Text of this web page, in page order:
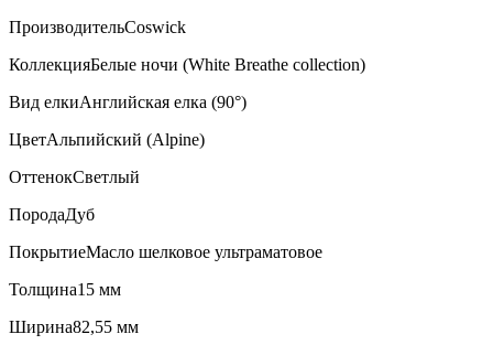
ПроизводительCoswick
КоллекцияБелые ночи (White Breathe collection)
Вид елкиАнглийская елка (90°)
ЦветАльпийский (Alpine)
ОттенокСветлый
ПородаДуб
ПокрытиеМасло шелковое ультраматовое
Толщина15 мм
Ширина82,55 мм